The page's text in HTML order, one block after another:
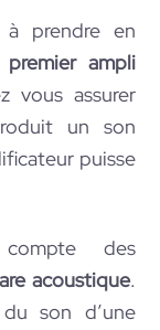
prendre en
ampli
vous assurer
un son
puisse
des
acoustique.
son d’une